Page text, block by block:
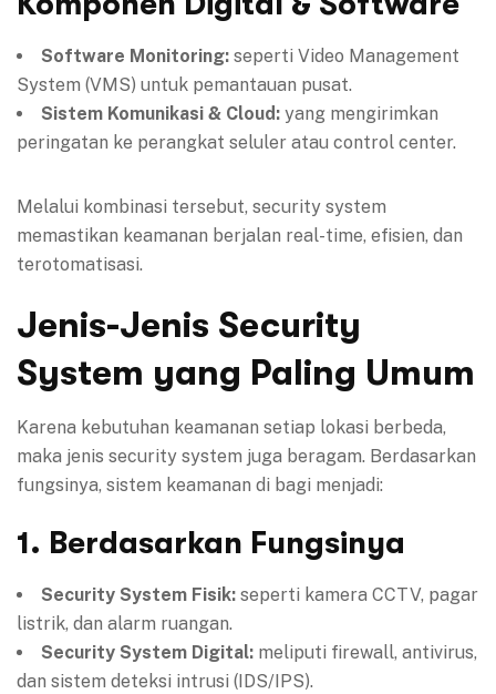
Software Monitoring: seperti Video Management
System (VMS) untuk pemantauan pusat.
Sistem Komunikasi & Cloud: yang mengirimkan
peringatan ke perangkat seluler atau control center.
Melalui kombinasi tersebut, security system
memastikan keamanan berjalan real-time, efisien, dan
terotomatisasi.
Jenis-Jenis Security
System yang Paling Umum
Karena kebutuhan keamanan setiap lokasi berbeda,
maka jenis security system juga beragam. Berdasarkan
fungsinya, sistem keamanan di bagi menjadi:
1. Berdasarkan Fungsinya
Security System Fisik: seperti kamera CCTV, pagar
listrik, dan alarm ruangan.
Security System Digital: meliputi firewall, antivirus,
dan sistem deteksi intrusi (IDS/IPS).